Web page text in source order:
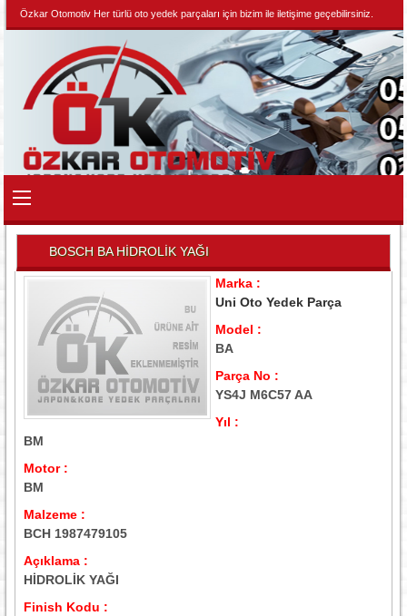
Özkar Otomotiv Her türlü oto yedek parçaları için bizim ile iletişime geçebilirsiniz.
BOSCH BA HİDROLİK YAĞI
Marka :
Uni Oto Yedek Parça
Model :
BA
Parça No :
YS4J M6C57 AA
Yıl :
BM
Motor :
BM
Malzeme :
BCH 1987479105
Açıklama :
HİDROLİK YAĞI
Finish Kodu :